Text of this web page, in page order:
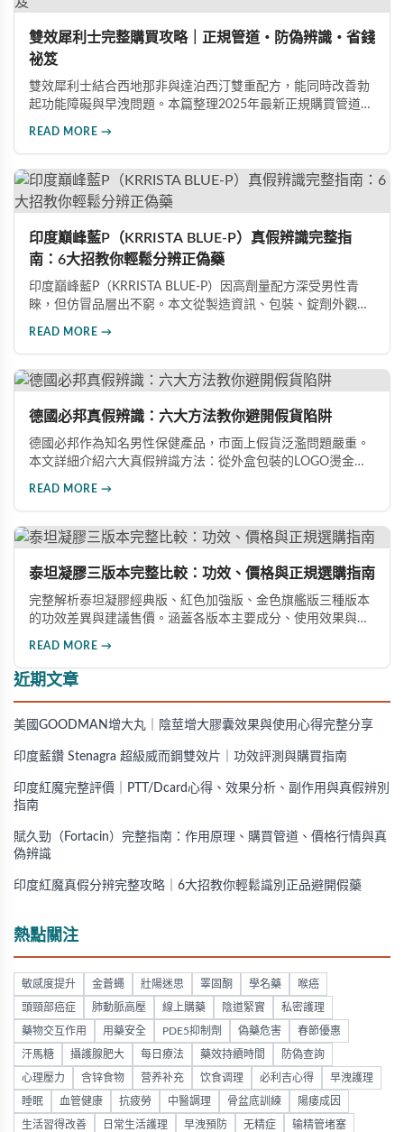
雙效犀利士完整購買攻略｜正規管道・防偽辨識・省錢
祕笈
雙效犀利士結合西地那非與達泊西汀雙重配方，能同時改善勃
起功能障礙與早洩問題。本篇整理2025年最新正規購買管道、
READ MORE →
印度巔峰藍P（KRRISTA BLUE-P）真假辨識完整指
南：6大招教你輕鬆分辨正偽藥
印度巔峰藍P（KRRISTA BLUE-P）因高劑量配方深受男性青
睞，但仿冒品層出不窮。本文從製造資訊、包裝、錠劑外觀、
READ MORE →
德國必邦真假辨識：六大方法教你避開假貨陷阱
德國必邦作為知名男性保健產品，市面上假貨泛濫問題嚴重。
本文詳細介紹六大真假辨識方法：從外盒包裝的LOGO燙金工
產品。
READ MORE →
泰坦凝膠三版本完整比較：功效、價格與正規選購指南
完整解析泰坦凝膠經典版、紅色加強版、金色旗艦版三種版本
的功效差異與建議售價。涵蓋各版本主要成分、使用效果與適
READ MORE →
近期文章
美國GOODMAN增大丸｜陰莖增大膠囊效果與使用心得完整分享
印度藍鑽 Stenagra 超級威而鋼雙效片｜功效評測與購買指南
印度紅魔完整評價｜PTT/Dcard心得、效果分析、副作用與真假辨別
指南
賦久勁（Fortacin）完整指南：作用原理、購買管道、價格行情與真
偽辨識
印度紅魔真假分辨完整攻略｜6大招教你輕鬆識別正品避開假藥
熱點關注
敏感度提升 金蒼蠅 壯陽迷思 睪固酮 學名藥 喉癌
頭頸部癌症 肺動脈高壓 線上購藥 陰道緊實 私密護理
藥物交互作用 用藥安全 PDE5抑制劑 偽藥危害 春節優惠
汗馬糖 攝護腺肥大 每日療法 藥效持續時間 防偽查詢
心理壓力 含锌食物 营养补充 饮食调理 必利吉心得 早洩護理
睡眠 血管健康 抗疲勞 中醫調理 骨盆底訓練 陽痿成因
生活習得改善 日常生活護理 早洩預防 无精症 输精管堵塞